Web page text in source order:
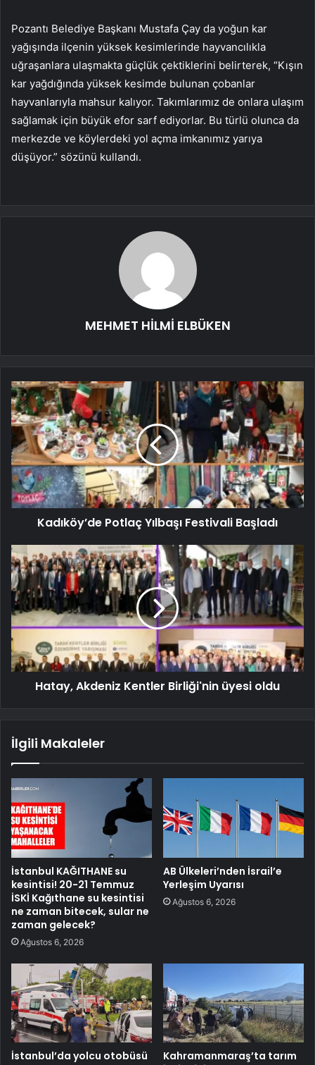
Pozantı Belediye Başkanı Mustafa Çay da yoğun kar
yağışında ilçenin yüksek kesimlerinde hayvancılıkla
uğraşanlara ulaşmakta güçlük çektiklerini belirterek, “Kışın
kar yağdığında yüksek kesimde bulunan çobanlar
hayvanlarıyla mahsur kalıyor. Takımlarımız de onlara ulaşım
sağlamak için büyük efor sarf ediyorlar. Bu türlü olunca da
merkezde ve köylerdeki yol açma imkanımız yarıya
düşüyor.” sözünü kullandı.
MEHMET HİLMİ ELBÜKEN
Kadıköy’de Potlaç Yılbaşı Festivali Başladı
Hatay, Akdeniz Kentler Birliği'nin üyesi oldu
İlgili Makaleler
İstanbul KAĞITHANE su
kesintisi! 20-21 Temmuz
İSKİ Kağıthane su kesintisi
ne zaman bitecek, sular ne
zaman gelecek?
Ağustos 6, 2026
AB Ülkeleri’nden İsrail’e
Yerleşim Uyarısı
Ağustos 6, 2026
İstanbul’da yolcu otobüsü
Kahramanmaraş’ta tarım